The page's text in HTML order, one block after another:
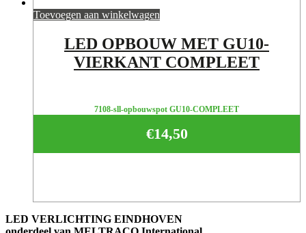
Toevoegen aan winkelwagen
LED OPBOUW MET GU10-
VIERKANT COMPLEET
7108-sll-opbouwspot GU10-COMPLEET
€14,50
LED VERLICHTING EINDHOVEN